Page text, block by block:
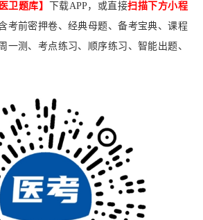
卫题库】 下载APP，或直接扫描下方小程
考前密押卷、经典母题、备考宝典、课程
一测、考点练习、顺序练习、智能出题、